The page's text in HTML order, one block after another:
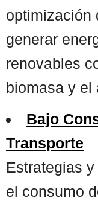
optimización
generar
renovables
biomasa y el
Bajo
Transporte
Estrategias
el consumo